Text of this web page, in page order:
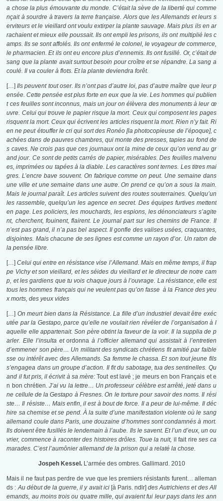
a chose la plus émouvante du monde. C’était la sève de la liberté qui comme
nçait à sourdre à travers la terre française. Alors que les Allemands et leurs s
erviteurs et le vieillard ont voulu extirper la plante sauvage. Mais plus ils en ar
rachaient et mieux elle poussait. Ils ont empli les prisons, ils ont multiplié les c
amps. Ils se sont affolés. Ils ont enfermé le colonel, le voyageur de commerce,
le pharmacien. Et ils ont eu encore plus d’ennemis. Ils ont fusillé. Or, c’était de
sang que la plante avait surtout besoin pour croître et se répandre. La sang a
coulé. Il va couler à flots. Et la plante deviendra forêt.
[…]Ils peuvent tout oser. Ils n’ont pas d’autre loi, pas d’autre maître que leur p
ensée. Cette pensée est plus forte en eux que la vie. Les hommes qui publien
t ces feuilles sont inconnus, mais un jour on élèvera des monuments à leur œ
uvre. Celui qui trouve le papier risque la mort. Ceux qui composent les pages
risquent la mort. Ceux qui écrivent les articles risquent la mort. Rien n’y fait. Ri
en ne peut étouffer le cri qui sort des Ronéo [la photocopieuse de l’époque], c
achées dans de pauvres chambres, qui monte des presses, tapies au fond de
s caves. Ne crois pas que ces journaux ont la mine de ceux qu’on vend au gr
and jour. Ce sont de petits carrés de papier, misérables. Des feuilles malvenu
es, imprimées ou tapées à la diable. Les caractères sont ternes. Les titres mai
gres. L’encre bave souvent. On fabrique comme on peut. Une semaine dans
une ville et une semaine dans une autre. On prend ce qu’on a sous la main.
Mais le journal paraît. Les articles suivent des routes souterraines. Quelqu’un
les rassemble, quelqu’un les agence en secret. Des équipes furtives mettent
en page. Les policiers, les mouchards, les espions, les dénonciateurs s’agite
nt, cherchent, fouinent, flairent. Le journal part sur les chemins de France. Il
n’est pas grand, il n’a pas bel aspect. Il gonfle des valises usées, craquantes,
disjointes. Mais chacune de ses lignes est comme un rayon d’or. Un raton de
la pensée libre.
[…]Celui qui entre en résistance vise l’Allemand. Mais en même temps, il frap
pe Vichy et son vieillard, et les séides du vieillard et le directeur de notre cam
p, et les gardiens que tu vois chaque jours à l’ouvrage. La résistance, elle est
tous les hommes français qui ne veulent pas qu’on fasse à la France des yeu
x morts, des yeux vides
[…] On meurt bien dans la Résistance. La fille d’un industriel devait être exéc
utée par la Gestapo, parce qu’elle ne voulait rien révéler de l’organisation à l
aquelle elle appartenait. Son père obtint la faveur de la voir. Il la supplia de p
arler. Elle l’insulta etordonnaà l’officier allemand qui assistait à l’entretien
d’emmener son père… Un militant des syndicats chrétiens fit amitié par faible
sse ou intérêt avec des Allemands. Sa femme le chassa. Et son tout jeune fils
s’engagea dans un groupe d’action. Il fit du sabotage, tua des sentinelles. Qu
and il fut pris, il écrivit à sa mère:Tout est lavé ; je meurs en bon Français et e
n bon chrétien.J’ai vu la lettre… Un professeur célèbre est arrêté, jeté dans u
ne cellule de la Gestapo à Fresnes. On le torture pour savoir des noms. Il rési
ste… Il résiste… Mais enfin, il est à bout de force. Il a peur de lui-même. Il déc
hire sa chemise et se pend. À la suite d’une manifestation violente où le sang
allemand coule dans Paris, une douzaine d’hommes sont condamnés à mort.
Ils doivent être fusillés le lendemain à l’aube. Ils le savent. Et l’un d’eux, un ou
vrier, commence à raconter des histoires drôles. Toue la nuit, il fait rire ses ca
marades. C’est l’aumônier allemand de la prison qui a relaté la chose.
Jospeh Kessel.L’armée des ombres. Gallimard. 2010
Mais il ne faut pas perdre de vue que les premiers résistants furent… alleman
ds :Au début de la guerre, il y avait ici [à Paris. ndlr] des Autrichiens et des All
emands, au moins trois ou quatre mille, qui avaient fui leur pays dans les ann